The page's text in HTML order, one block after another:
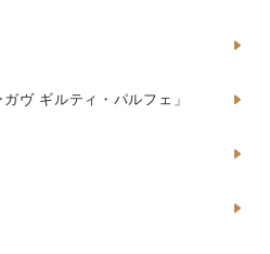
ヴ ギルティ・パルフェ」